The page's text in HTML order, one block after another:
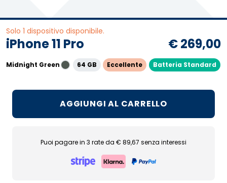
Solo 1 dispositivo disponibile.
iPhone 11 Pro € 269,00
Midnight Green 64 GB Eccellente Batteria Standard
AGGIUNGI AL CARRELLO
Puoi pagare in 3 rate da € 89,67 senza interessi